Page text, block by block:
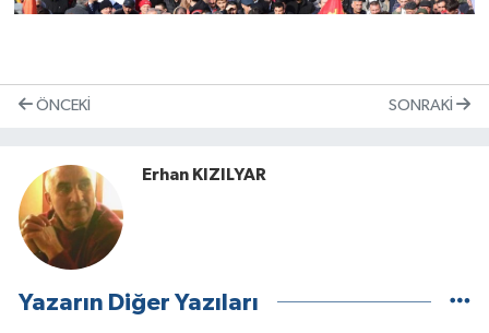
ÖNCEKI SONRAKI
Erhan KIZILYAR
Yazarın Diğer Yazıları